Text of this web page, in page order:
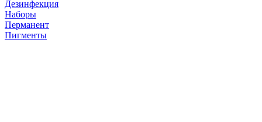
Дезинфекция
Наборы
Перманент
Пигменты